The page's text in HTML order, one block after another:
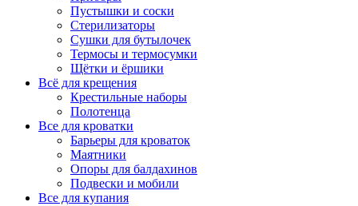
Пустышки и соски
Стерилизаторы
Сушки для бутылочек
Термосы и термосумки
Щётки и ёршики
Всё для крещения
Крестильные наборы
Полотенца
Все для кроватки
Барьеры для кроваток
Маятники
Опоры для балдахинов
Подвески и мобили
Все для купания